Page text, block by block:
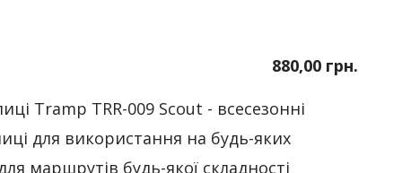
880,00 грн.
Tramp TRR-009 Scout - всесезонні
для використання на будь-яких
маршрутів будь-якої складності